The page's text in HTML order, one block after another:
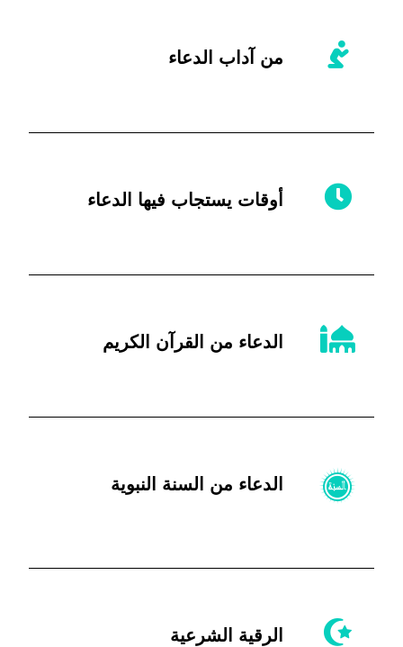
من آداب الدعاء
أوقات يستجاب فيها الدعاء
الدعاء من القرآن الكريم
الدعاء من السنة النبوية
الرقية الشرعية